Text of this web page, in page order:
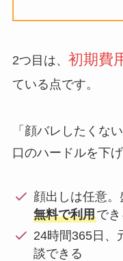
2つ目は、 初期費
ている点です。
「顔バレしたくな
口のハードルを下
顔出しは任意
無料で利用でき
24時間365日、
談できる